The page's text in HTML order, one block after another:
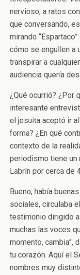
nervioso, a ratos
que conversando,
mirando
cómo se engullen a
transpirar a
audiencia quería
¿Qué ocurrió? ¿Por
interesante
el jesuita aceptó ir
forma? ¿En qué
contexto de la
periodismo tiene
Labrín por cerca de
Bueno, había
sociales, circulaba
testimonio dirigido
muchas las voces
momento, cambia”,
tu corazón. Aquí el
nombres muy